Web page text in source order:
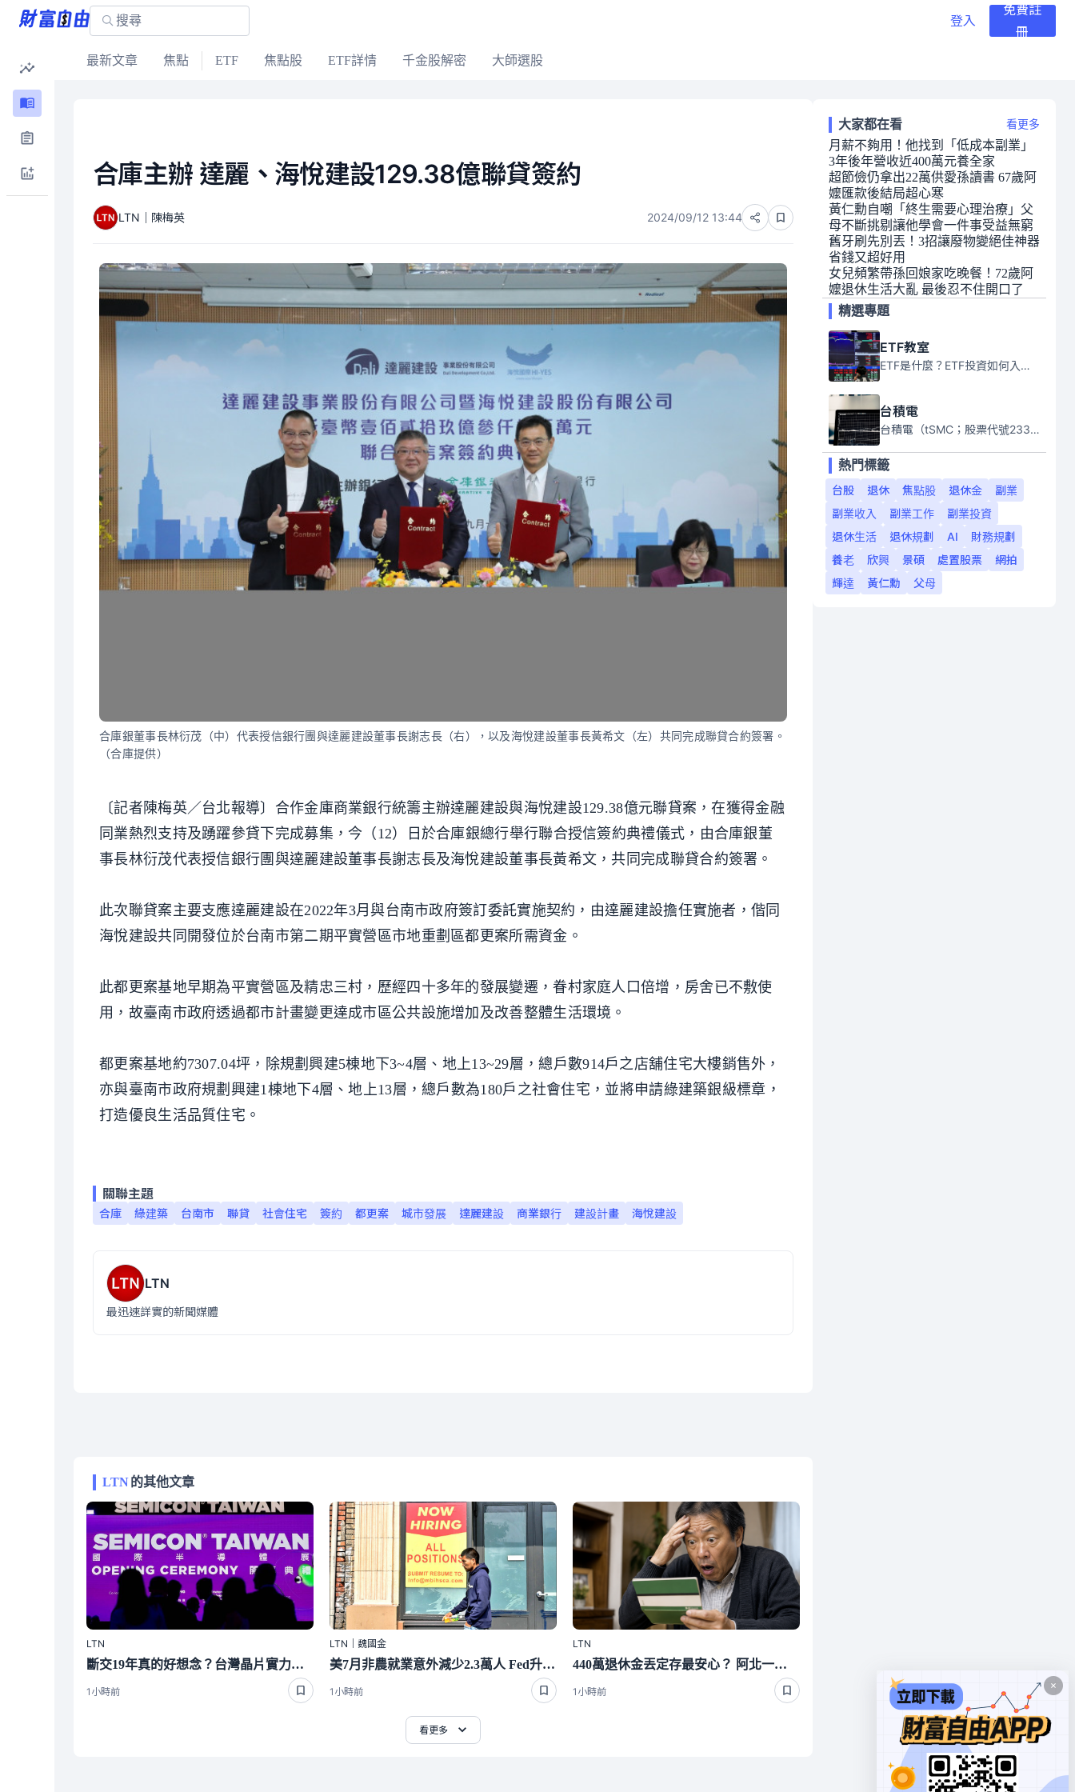
登入
免費註
冊
最新文章 焦點 ETF 焦點股 ETF詳情 千金股解密 大師選股
合庫主辦 達麗、海悅建設129.38億聯貸簽約
LTN｜陳梅英 2024/09/12 13:44
合庫銀董事長林衍茂（中）代表授信銀行團與達麗建設董事長謝志長（右），以及海悅建設董事長黃希文（左）共同完成聯貸合約簽署。
（合庫提供）
〔記者陳梅英／台北報導〕合作金庫商業銀行統籌主辦達麗建設與海悅建設129.38億元聯貸案，在獲得金融
同業熱烈支持及踴躍參貸下完成募集，今（12）日於合庫銀總行舉行聯合授信簽約典禮儀式，由合庫銀董
事長林衍茂代表授信銀行團與達麗建設董事長謝志長及海悅建設董事長黃希文，共同完成聯貸合約簽署。
此次聯貸案主要支應達麗建設在2022年3月與台南市政府簽訂委託實施契約，由達麗建設擔任實施者，偕同
海悅建設共同開發位於台南市第二期平實營區市地重劃區都更案所需資金。
此都更案基地早期為平實營區及精忠三村，歷經四十多年的發展變遷，眷村家庭人口倍增，房舍已不敷使
用，故臺南市政府透過都市計畫變更達成市區公共設施增加及改善整體生活環境。
都更案基地約7307.04坪，除規劃興建5棟地下3~4層、地上13~29層，總戶數914戶之店舖住宅大樓銷售外，
亦與臺南市政府規劃興建1棟地下4層、地上13層，總戶數為180戶之社會住宅，並將申請綠建築銀級標章，
打造優良生活品質住宅。
關聯主題
合庫 綠建築 台南市 聯貸 社會住宅 簽約 都更案 城市發展 達麗建設 商業銀行 建設計畫 海悅建設
LTN
最迅速詳實的新聞媒體
LTN的其他文章
LTN
斷交19年真的好想念？台灣晶片實力太香 哥斯大黎加又要來台了
1小時前
LTN｜魏國金
美7月非農就業意外減少2.3萬人 Fed升息預期大幅降溫
1小時前
LTN
440萬退休金丟定存最安心？ 阿北一刷存摺超傻眼 3年利息僅1千多
1小時前
看更多
大家都在看 看更多
月薪不夠用！他找到「低成本副業」
3年後年營收近400萬元養全家
超節儉仍拿出22萬供愛孫讀書 67歲阿
嬤匯款後結局超心寒
黃仁勳自嘲「終生需要心理治療」父
母不斷挑剔讓他學會一件事受益無窮
舊牙刷先別丟！3招讓廢物變絕佳神器
省錢又超好用
女兒頻繁帶孫回娘家吃晚餐！72歲阿
嬤退休生活大亂 最後忍不住開口了
精選專題
ETF教室
ETF是什麼？ETF投資如何入門？本系列專題文章將會告訴你新手必須知道的ETF基礎知識。
台積電
台積電（tSMC；股票代號2330）是全球領先的半導體代工公司，成立於1987年，總部位於台灣新竹。且已於美國、日本、德國及中國設廠，台積電是全球首家專業積體電路製造服務公司，也是全球最先進和最大規模的半導體代工廠。
熱門標籤
台股
退休 焦點股 退休金
副業
副業收入
副業工作
副業投資
退休生活
退休規劃 AI
財務規劃
養老
欣興 景碩 處置股票
網拍
輝達
黃仁勳 父母